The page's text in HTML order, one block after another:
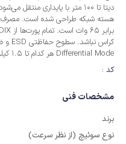
Differential Mode هر کدام تا 1.5 کیلوولت ارتقا یافته است.
کد :
مشخصات فنی
برند
نوع سوئیچ (از نظر سرعت)